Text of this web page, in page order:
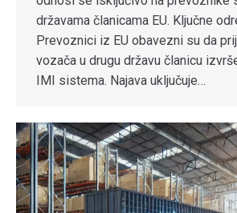
državama članicama EU. Ključne
Prevoznici iz EU obavezni su da
vozača u drugu državu članicu
IMI sistema. Najava uključuje…